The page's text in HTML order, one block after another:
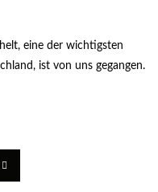
eine der wichtigsten
ist von uns gegangen.